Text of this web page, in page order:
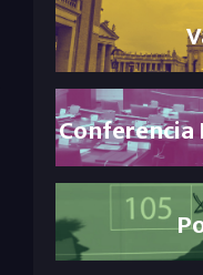
Conferencia